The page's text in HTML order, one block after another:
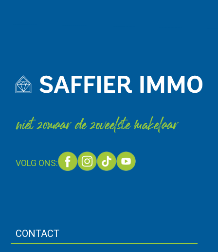
niet zomaar de zoveelste makelaar
VOLG ONS:
CONTACT